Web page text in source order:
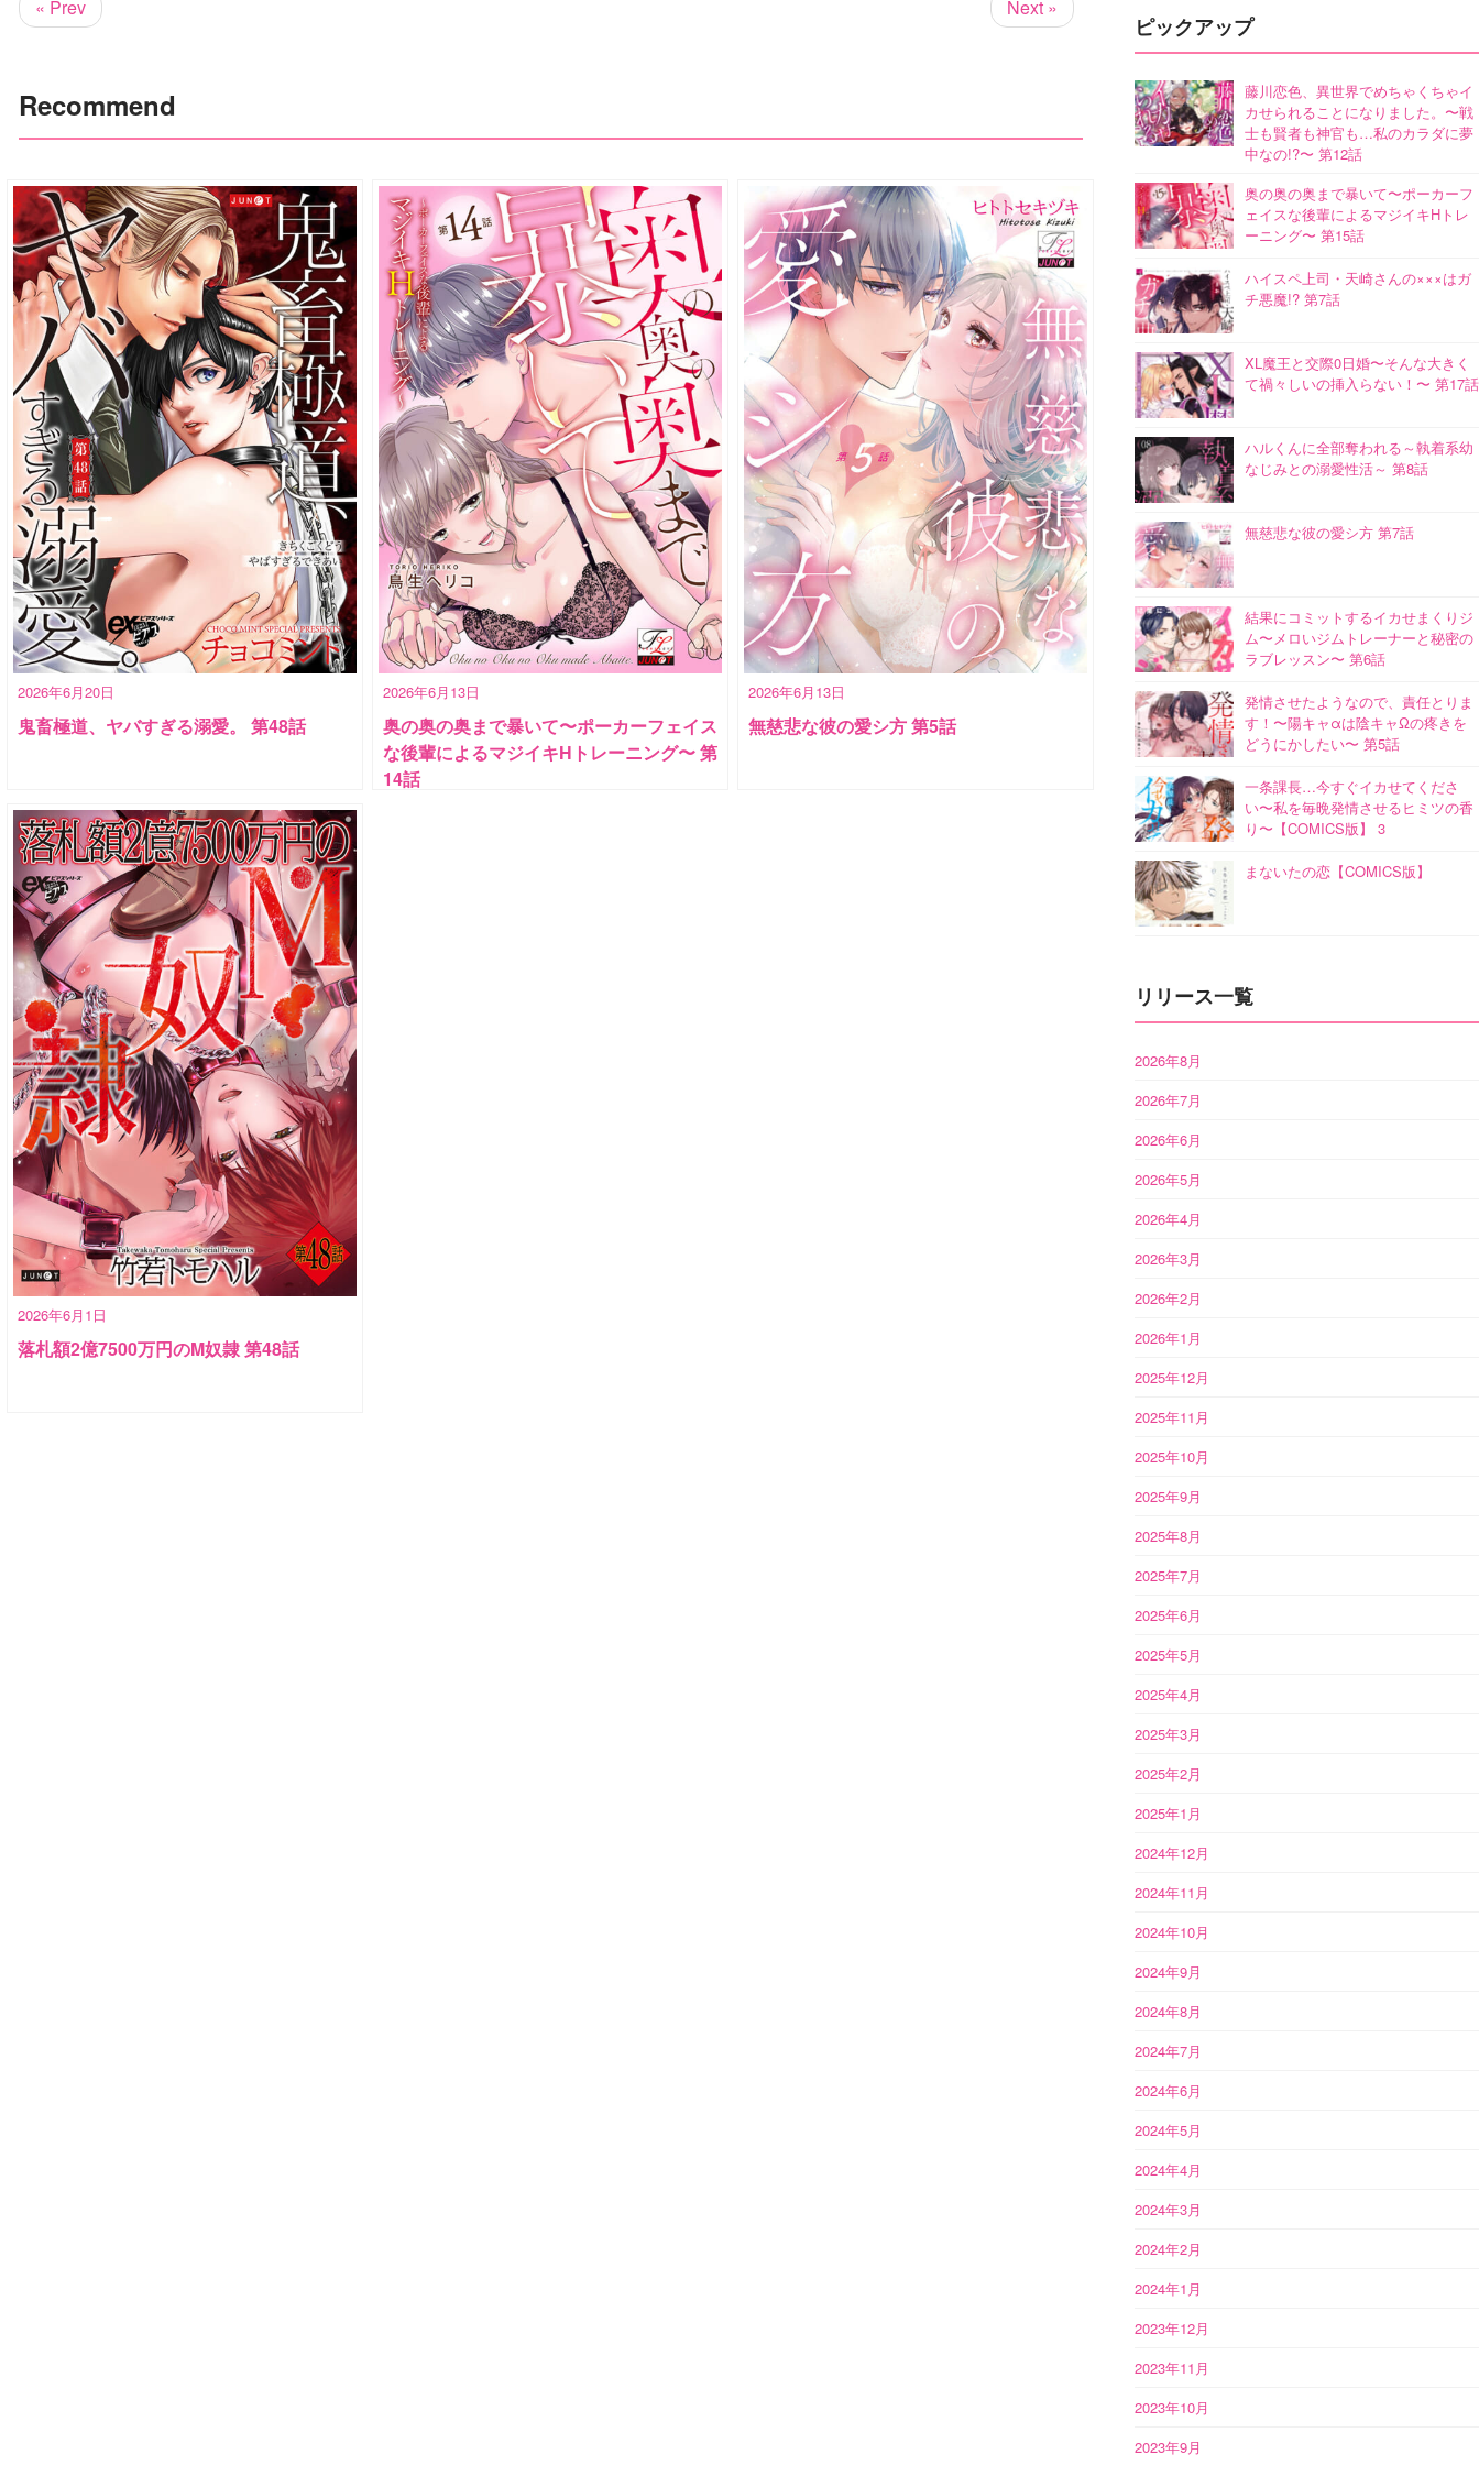
« Prev Next »
Recommend
2026年6月20日
鬼畜極道、ヤバすぎる溺愛。 第48話
2026年6月13日
奥の奥の奥まで暴いて〜ポーカーフェイス
な後輩によるマジイキHトレーニング〜 第
14話
2026年6月13日
無慈悲な彼の愛シ方 第5話
2026年6月1日
落札額2億7500万円のM奴隷 第48話
ピックアップ
藤川恋色、異世界でめちゃくちゃイ
カせられることになりました。〜戦
士も賢者も神官も…私のカラダに夢
中なの!?〜 第12話
奥の奥の奥まで暴いて〜ポーカーフ
ェイスな後輩によるマジイキHトレ
ーニング〜 第15話
ハイスペ上司・天崎さんの×××はガ
チ悪魔!? 第7話
XL魔王と交際0日婚〜そんな大きく
て禍々しいの挿入らない！〜 第17話
ハルくんに全部奪われる～執着系幼
なじみとの溺愛性活～ 第8話
無慈悲な彼の愛シ方 第7話
結果にコミットするイカせまくりジ
ム〜メロいジムトレーナーと秘密の
ラブレッスン〜 第6話
発情させたようなので、責任とりま
す！〜陽キャαは陰キャΩの疼きを
どうにかしたい〜 第5話
一条課長…今すぐイカせてくださ
い〜私を毎晩発情させるヒミツの香
り〜【COMICS版】 3
まないたの恋【COMICS版】
リリース一覧
2026年8月
2026年7月
2026年6月
2026年5月
2026年4月
2026年3月
2026年2月
2026年1月
2025年12月
2025年11月
2025年10月
2025年9月
2025年8月
2025年7月
2025年6月
2025年5月
2025年4月
2025年3月
2025年2月
2025年1月
2024年12月
2024年11月
2024年10月
2024年9月
2024年8月
2024年7月
2024年6月
2024年5月
2024年4月
2024年3月
2024年2月
2024年1月
2023年12月
2023年11月
2023年10月
2023年9月